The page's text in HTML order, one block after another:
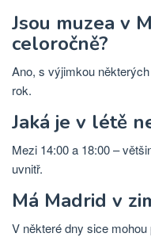
Jsou muzea v
celoročně?
Ano, s výjimkou
rok.
Jaká je v létě
Mezi 14:00 a 18:00 –
uvnitř.
Má Madrid v
V některé dny sice